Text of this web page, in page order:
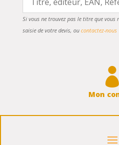
Si vous ne trouvez pas le titre que vous
saisie de votre devis, ou contactez-nous

Mon